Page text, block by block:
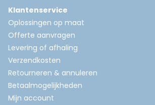
Klantenservice
Oplossingen op maat
Offerte aanvragen
Levering of afhaling
Verzendkosten
Retourneren & annuleren
Betaalmogelijkheden
Mijn account